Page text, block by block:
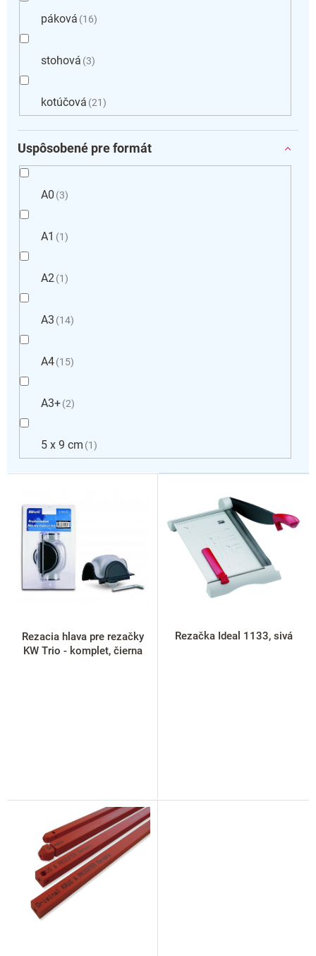
páková 16
stohová 3
kotúčová 21
Uspôsobené pre formát
A0 3
A1 1
A2 1
A3 14
A4 15
A3+ 2
5 x 9 cm 1
V
Rezacia hlava pre rezačky
KW Trio - komplet, čierna
Rezačka Ideal 1133, sivá